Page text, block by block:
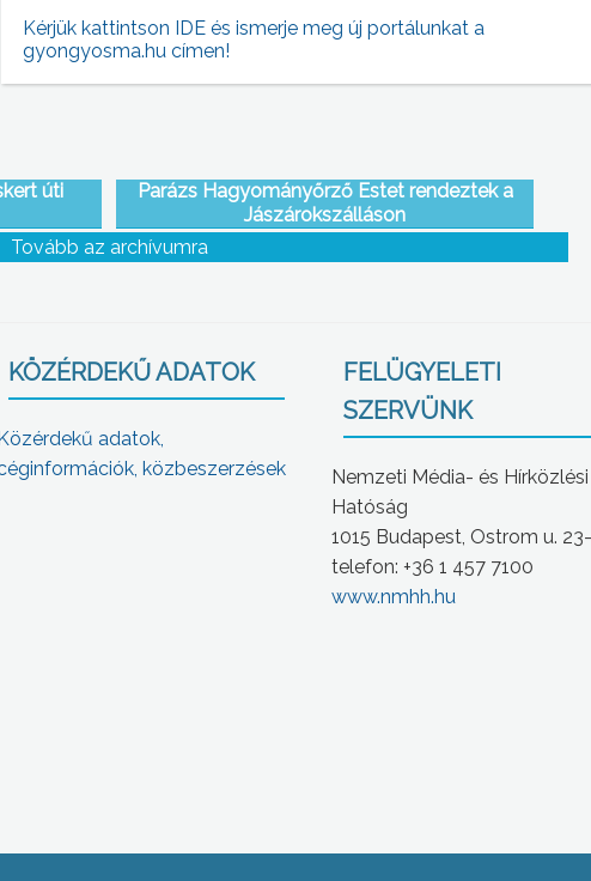
úti
Parázs Hagyományőrző Estet rendeztek a
Jászárokszálláson
Tovább az archívumra
KÖZÉRDEKŰ ADATOK
Közérdekű adatok,
közbeszerzések
FELÜGYELETI
SZERVÜNK
Nemzeti Média- és Hírközlési
Hatóság
1015 Budapest, Ostrom u.
telefon: +36 1 457 7100
www.nmhh.hu
Kérjük kattintson IDE és ismerje meg új portálunkat a
gyongyosma.hu címen!